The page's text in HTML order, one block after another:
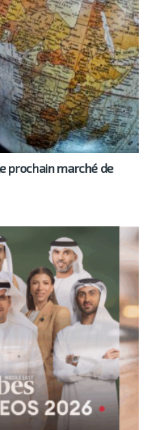
prochain marché de